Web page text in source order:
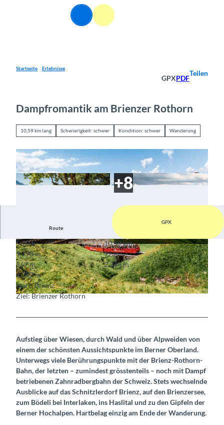
Suche Menü
Startseite Erlebnisse
GPXPDF
Teilen
Dampfromantik am Brienzer Rothorn
10,59 km lang Schwierigkeit: schwer Kondition: schwer Wanderung
© Brienz Rothorn Bahn AG, Brienz Rothorn Bahn AG
© Brienz Rothorn Bahn AG, Brienz Rothorn B
ahn AG
© Brienz Rothorn Bahn AG, Berner Wanderwe
ge
Route
GPX
5:20 h
10,59 km
1.778 m
92 m
567 m
2.344 m
1.777 m
Start: Brienz
Ziel: Brienzer Rothorn
Aufstieg über Wiesen, durch Wald und über Alpweiden von
einem der schönsten Aussichtspunkte im Berner Oberland.
Unterwegs viele Berührungspunkte mit der Brienz-Rothorn-
Bahn, der letzten – zumindest grösstenteils – noch mit Dampf
betriebenen Zahnradbergbahn der Schweiz. Stets wechselnde
Ausblicke auf das Schnitzlerdorf Brienz, auf den Brienzersee,
zum Bödeli bei Interlaken, ins Haslital und zu den Gipfeln der
Berner Hochalpen. Hartbelag einzig am Ende der Wanderung.